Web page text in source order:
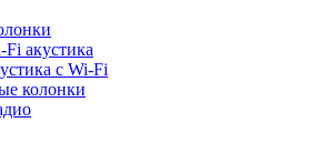
акустика
с Wi-Fi
колонки